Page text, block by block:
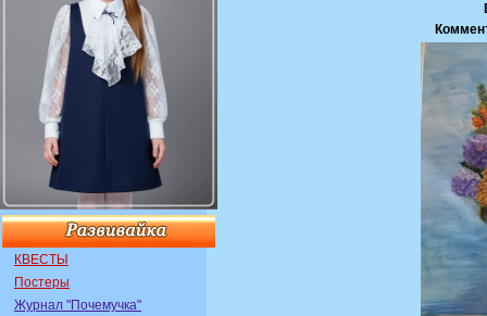
КВЕСТЫ
Постеры
Журнал "Почемучка"